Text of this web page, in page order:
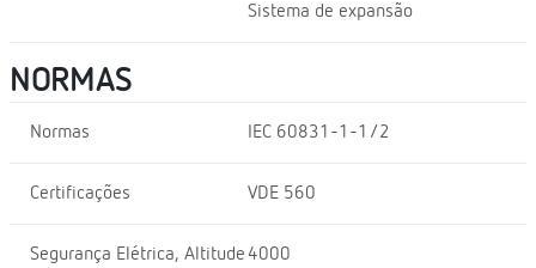
Sistema de expansão
NORMAS
Normas IEC 60831-1-1/2
Certificações VDE 560
Segurança Elétrica, Altitude 4000